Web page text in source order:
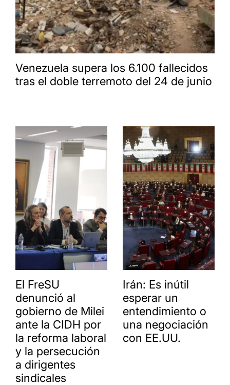
Venezuela supera los 6.100 fallecidos
tras el doble terremoto del 24 de junio
El FreSU
denunció al
gobierno de Milei
ante la CIDH por
la reforma laboral
y la persecución
a dirigentes
sindicales
Irán: Es inútil
esperar un
entendimiento o
una negociación
con EE.UU.